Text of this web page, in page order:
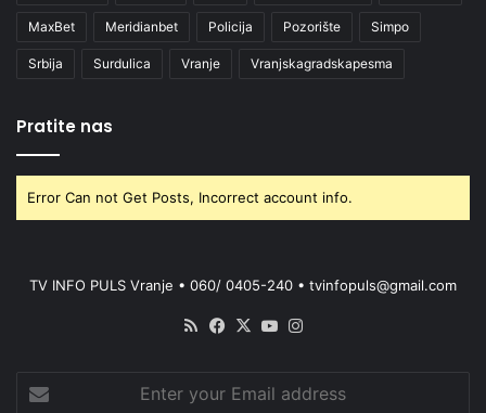
MaxBet Meridianbet Policija Pozorište Simpo
Srbija Surdulica Vranje Vranjskagradskapesma
Pratite nas
Error Can not Get Posts, Incorrect account info.
TV INFO PULS Vranje • 060/ 0405-240 • tvinfopuls@gmail.com
RSS Facebook
X YouTube
your